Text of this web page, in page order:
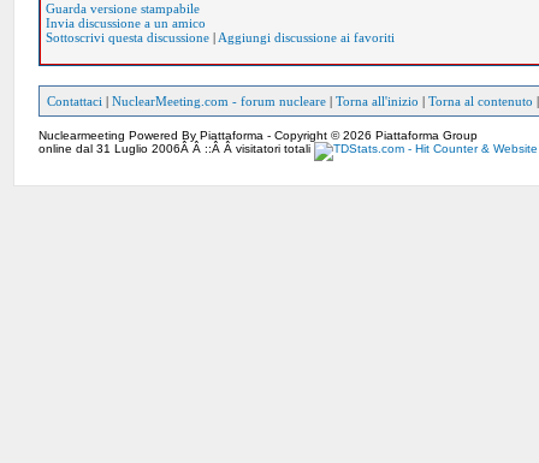
Guarda versione stampabile
Invia discussione a un amico
Sottoscrivi questa discussione | Aggiungi discussione ai favoriti
Contattaci |NuclearMeeting.com - forum nucleare |Torna all'inizio |Torna al contenuto
Nuclearmeeting Powered By Piattaforma - Copyright © 2026 Piattaforma Group
online dal 31 Luglio 2006Â Â ::Â Â visitatori totali